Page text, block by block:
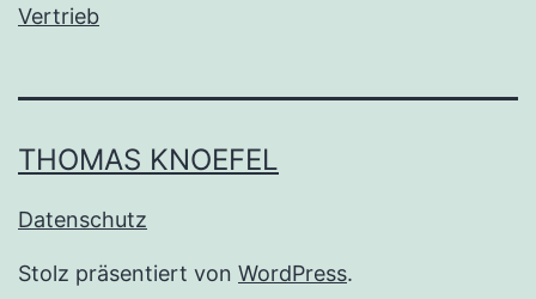
Vertrieb
THOMAS KNOEFEL
Datenschutz
Stolz präsentiert von WordPress.